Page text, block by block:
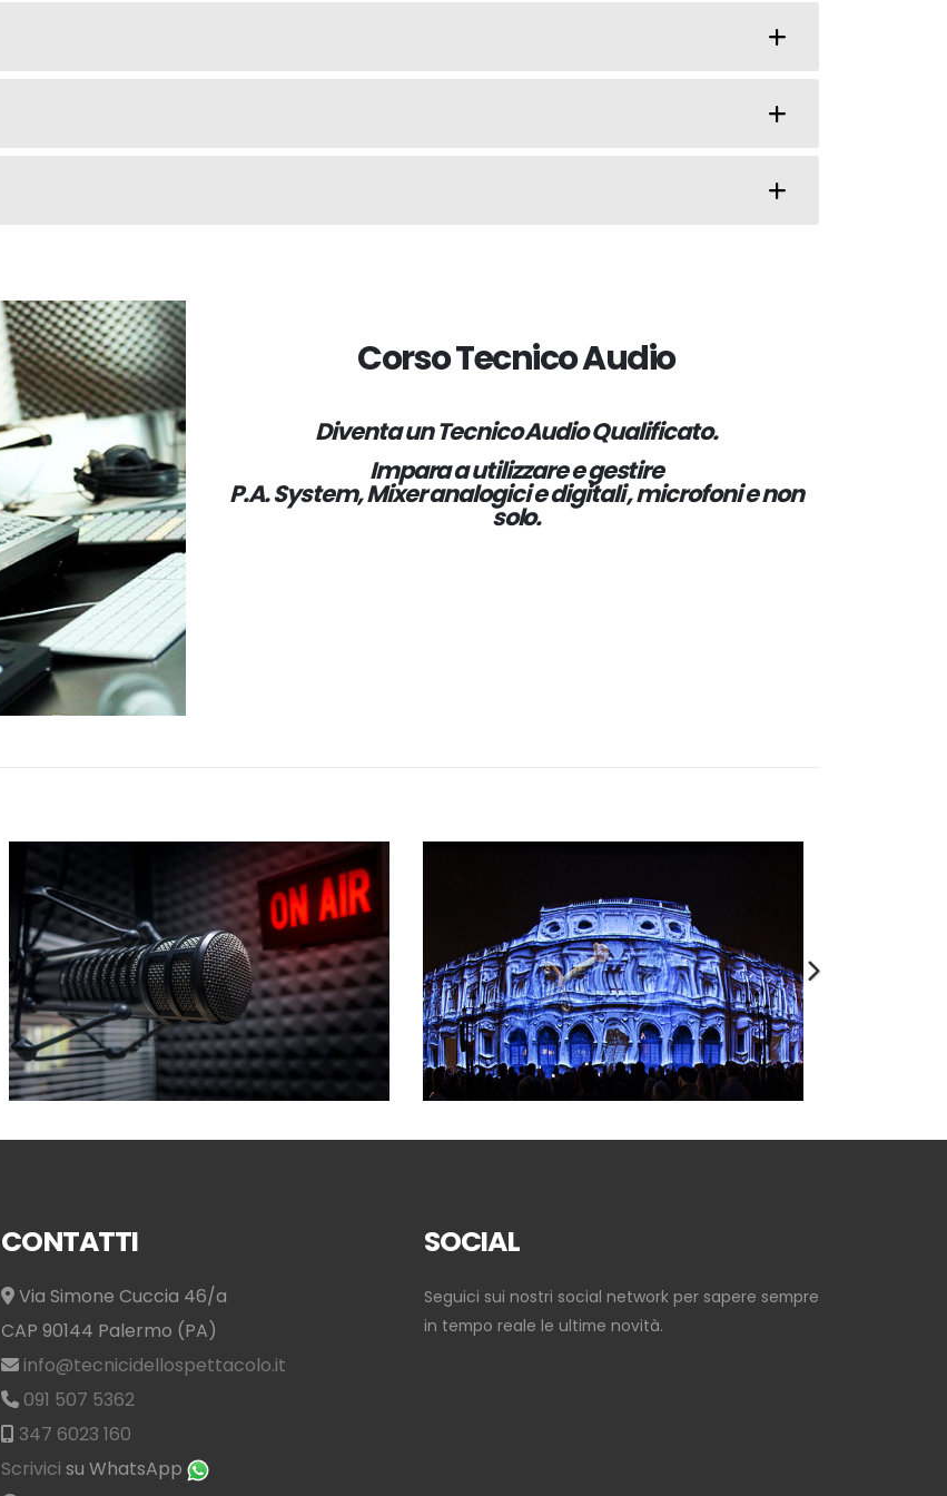
Corso Tecnico Audio
Diventa un Tecnico Audio Qualificato.
Impara a utilizzare e gestire
P.A. System, Mixer analogici e digitali , microfoni e non
solo.
CONTATTI
Via Simone Cuccia 46/a
CAP 90144 Palermo (PA)
info@tecnicidellospettacolo.it
091 507 5362
347 6023 160
Scrivici su WhatsApp
SOCIAL
Seguici sui nostri social network per sapere sempre
in tempo reale le ultime novità.